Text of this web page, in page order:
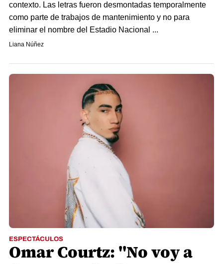
contexto. Las letras fueron desmontadas temporalmente
como parte de trabajos de mantenimiento y no para
eliminar el nombre del Estadio Nacional ...
Liana Núñez
ESPECTÁCULOS
Omar Courtz: "No voy a